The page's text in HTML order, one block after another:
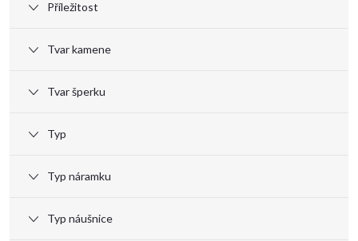
Příležitost
Tvar kamene
Tvar šperku
Typ
Typ náramku
Typ náušnice